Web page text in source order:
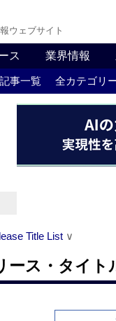
ウェブサイト
ス 業界情報
事一覧 全カテゴリ
Title List ∨
ース・タイ